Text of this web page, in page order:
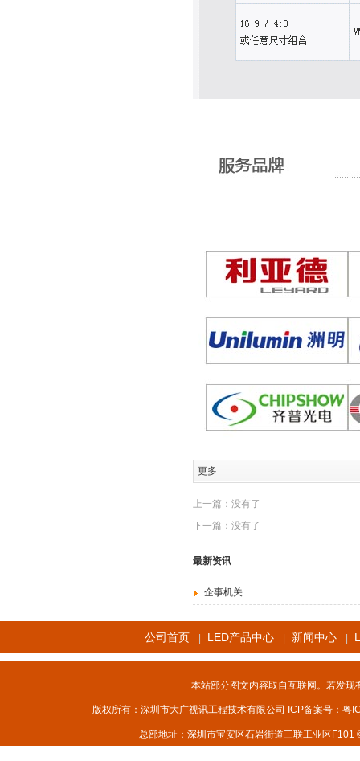
更多
上一篇：没有了
下一篇：没有了
最新资讯
企事机关
公司首页 LED产品中心 新闻中心
本站部分图文内容取自互联网。若发
版权所有：深圳市大广视讯工程技术有限公司 ICP备案号： 粤
总部地址：深圳市宝安区石岩街道三联工业区